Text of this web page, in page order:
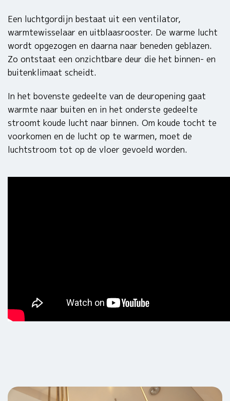
Een luchtgordijn bestaat uit een ventilator,
warmtewisselaar en uitblaasrooster. De warme lucht
wordt opgezogen en daarna naar beneden geblazen.
Zo ontstaat een onzichtbare deur die het binnen- en
buitenklimaat scheidt.
In het bovenste gedeelte van de deuropening gaat
warmte naar buiten en in het onderste gedeelte
stroomt koude lucht naar binnen. Om koude tocht te
voorkomen en de lucht op te warmen, moet de
luchtstroom tot op de vloer gevoeld worden.